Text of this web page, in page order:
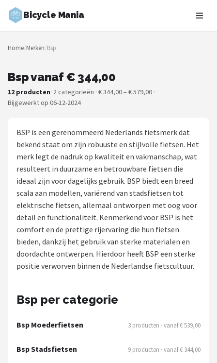
Bicycle Mania
Zoeken
NAVIGATIE
Merken
Fietsroutes
Kinderfietsen
Stadsfietsen
Elektrische fietsen
Mountainbikes
Shop
Basil
Home/Merken/Bsp
Bsp vanaf € 344,00
12 producten· 2 categorieën · € 344,00 – € 579,00 ·
Bijgewerkt op 06-12-2024
BSP is een gerenommeerd Nederlands fietsmerk dat
bekend staat om zijn robuuste en stijlvolle fietsen. Het
merk legt de nadruk op kwaliteit en vakmanschap, wat
resulteert in duurzame en betrouwbare fietsen die
ideaal zijn voor dagelijks gebruik. BSP biedt een breed
scala aan modellen, variërend van stadsfietsen tot
elektrische fietsen, allemaal ontworpen met oog voor
detail en functionaliteit. Kenmerkend voor BSP is het
comfort en de prettige rijervaring die hun fietsen
bieden, dankzij het gebruik van sterke materialen en
doordachte ontwerpen. Hierdoor heeft BSP een sterke
positie verworven binnen de Nederlandse fietscultuur.
Bsp per categorie
Bsp Moederfietsen 3 producten · vanaf € 539,00
Bsp Stadsfietsen 9 producten · vanaf € 344,00